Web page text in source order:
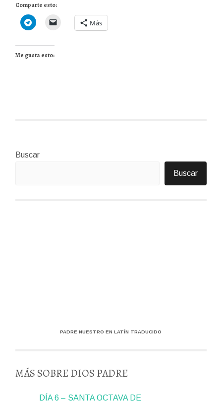
Comparte esto:
Más
Me gusta esto:
Buscar
Buscar
PADRE NUESTRO EN LATÍN TRADUCIDO
MÁS SOBRE DIOS PADRE
DÍA 6 – SANTA OCTAVA DE